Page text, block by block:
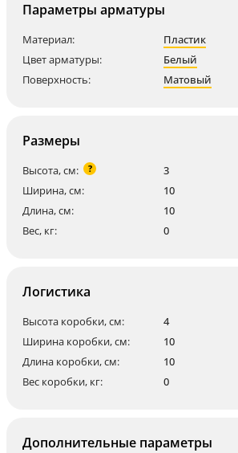
Параметры арматуры
Материал:
Пластик
Цвет арматуры:
Белый
Поверхность:
Матовый
Размеры
Высота, см: ?
3
Ширина, см:
10
Длина, см:
10
Вес, кг:
0
Логистика
Высота коробки, см:
4
Ширина коробки, см:
10
Длина коробки, см:
10
Вес коробки, кг:
0
Дополнительные параметры